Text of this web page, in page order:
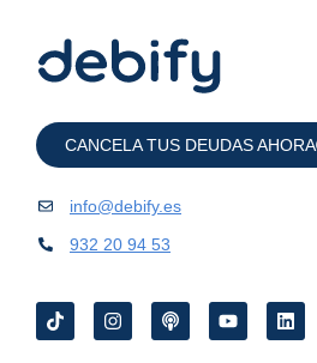
CANCELA TUS DEUDAS AHORA
info@debify.es
932 20 94 53